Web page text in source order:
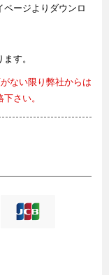
ージよりダウンロ
す。
ない限り弊社からは
さい。